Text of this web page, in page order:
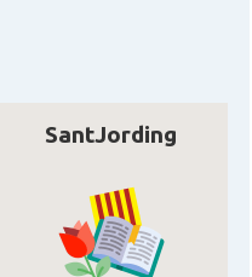
SantJording